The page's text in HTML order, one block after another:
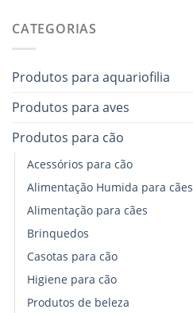
CATEGORIAS
Produtos para aquariofilia
Produtos para aves
Produtos para cão
Acessórios para cão
Alimentação Humida para cães
Alimentação para cães
Brinquedos
Casotas para cão
Higiene para cão
Produtos de beleza